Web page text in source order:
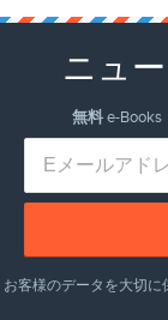
ニュ
無料e-Books
お客様のデータを大切に